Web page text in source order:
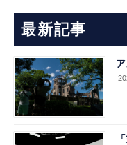
最新記事